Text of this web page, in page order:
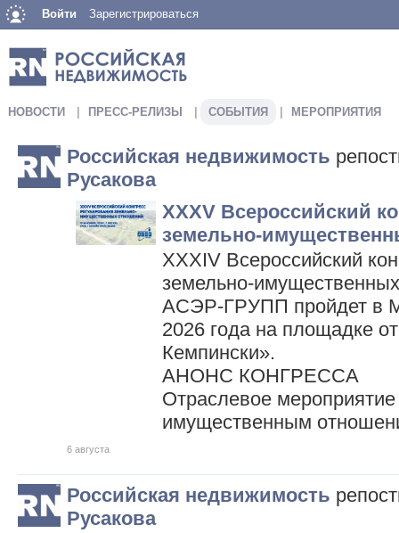
Войти Зарегистрироваться
НОВОСТИ ПРЕСС-РЕЛИЗЫ СОБЫТИЯ МЕРОПРИЯТИЯ
Российская недвижимость
Русакова
XXXV Всероссийский
земельно-
XXXIV Всероссийский
земельно-
АСЭР-ГРУПП пройдет в
2026 года на площадке
Кемпински».
АНОНС КОНГРЕССА
Отраслевое
имущественным
6 августа
Российская недвижимость
Русакова